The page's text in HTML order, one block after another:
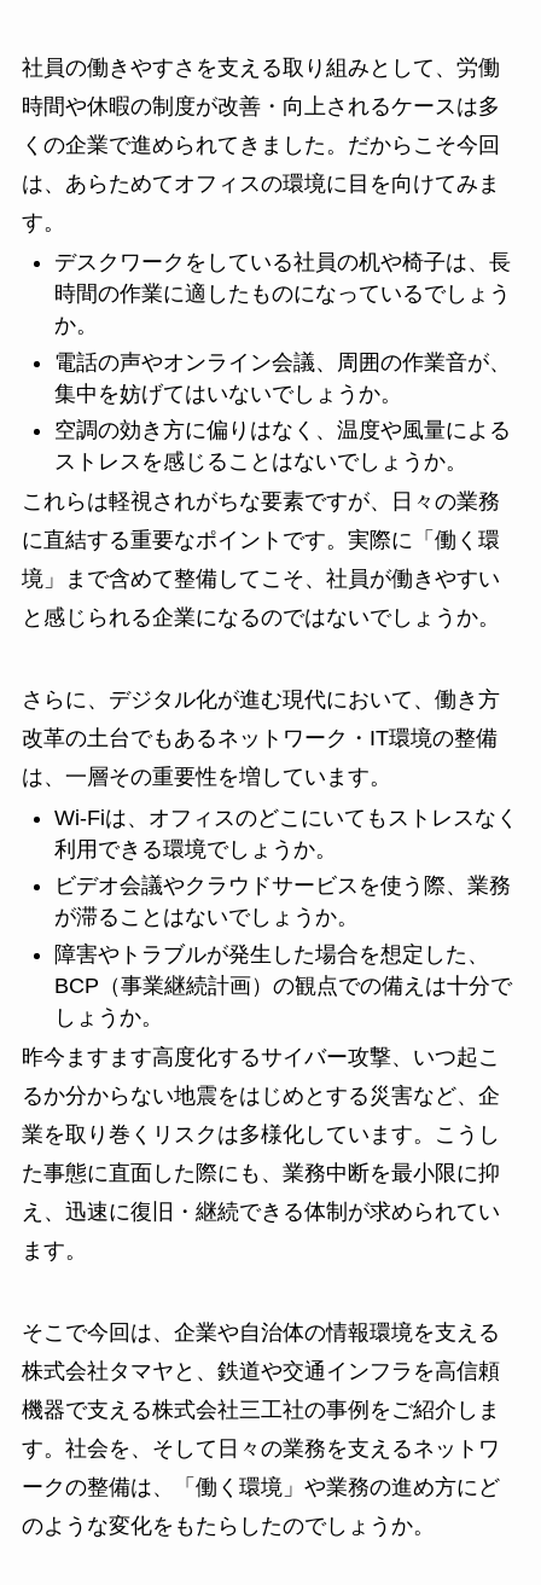
社員の働きやすさを支える取り組みとして、労働
時間や休暇の制度が改善・向上されるケースは多
くの企業で進められてきました。だからこそ今回
は、あらためてオフィスの環境に目を向けてみま
す。
デスクワークをしている社員の机や椅子は、長
時間の作業に適したものになっているでしょう
か。
電話の声やオンライン会議、周囲の作業音が、
集中を妨げてはいないでしょうか。
空調の効き方に偏りはなく、温度や風量による
ストレスを感じることはないでしょうか。
これらは軽視されがちな要素ですが、日々の業務
に直結する重要なポイントです。実際に「働く環
境」まで含めて整備してこそ、社員が働きやすい
と感じられる企業になるのではないでしょうか。
さらに、デジタル化が進む現代において、働き方
改革の土台でもあるネットワーク・IT環境の整備
は、一層その重要性を増しています。
Wi-Fiは、オフィスのどこにいてもストレスなく
利用できる環境でしょうか。
ビデオ会議やクラウドサービスを使う際、業務
が滞ることはないでしょうか。
障害やトラブルが発生した場合を想定した、
BCP（事業継続計画）の観点での備えは十分で
しょうか。
昨今ますます高度化するサイバー攻撃、いつ起こ
るか分からない地震をはじめとする災害など、企
業を取り巻くリスクは多様化しています。こうし
た事態に直面した際にも、業務中断を最小限に抑
え、迅速に復旧・継続できる体制が求められてい
ます。
そこで今回は、企業や自治体の情報環境を支える
株式会社タマヤと、鉄道や交通インフラを高信頼
機器で支える株式会社三工社の事例をご紹介しま
す。社会を、そして日々の業務を支えるネットワ
ークの整備は、「働く環境」や業務の進め方にど
のような変化をもたらしたのでしょうか。